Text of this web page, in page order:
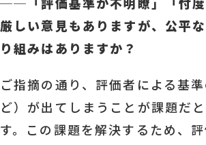
厳しい意見もありますが、公平
り組みはありますか？
ご指摘の通り、評価者による基
ど）が出てしまうことが課題だ
す。この課題を解決するため、評